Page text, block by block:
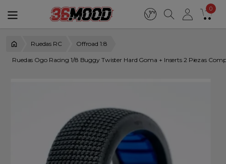
0
Ruedas RC Offroad 1:8
Ruedas Ogo Racing 1/8 Buggy Twister Hard Goma + Inserts 2 Piezas